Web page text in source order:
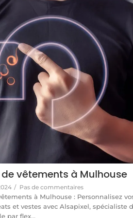
vêtements à Mulhouse
/ Pas de commentaires
à Mulhouse : Personnalisez
et vestes avec Alsapixel, spécialiste
par flex…